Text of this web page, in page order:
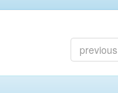
previous